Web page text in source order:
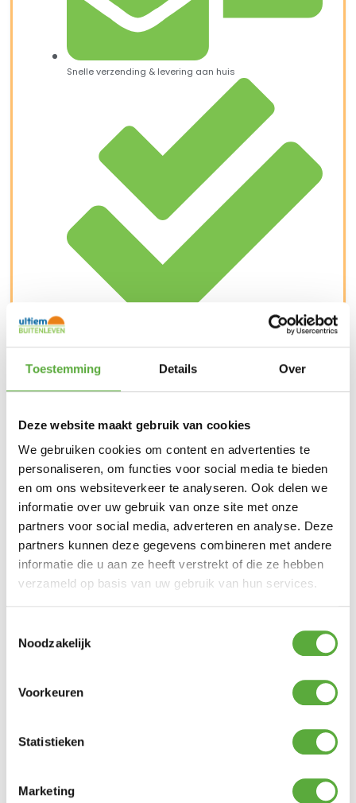
Toestemming Details Over
Deze website maakt gebruik van cookies
We gebruiken cookies om content en advertenties te
personaliseren, om functies voor social media te bieden
en om ons websiteverkeer te analyseren. Ook delen we
informatie over uw gebruik van onze site met onze
partners voor social media, adverteren en analyse. Deze
partners kunnen deze gegevens combineren met andere
informatie die u aan ze heeft verstrekt of die ze hebben
verzameld op basis van uw gebruik van hun services.
Noodzakelijk
Voorkeuren
Statistieken
Marketing
Snelle verzending & levering aan huis
Kopersbescherming met Trusted Shops
accessoiresMerk: Weber
SKU
EAN 077924186523
Gratis verzending vanaf €250,-*